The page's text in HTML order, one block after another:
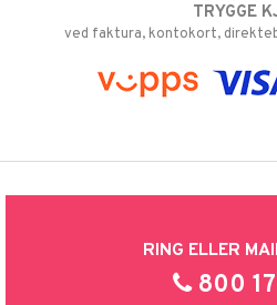
TRYGGE
ved faktura, kontokort,
RING ELLER
800 17